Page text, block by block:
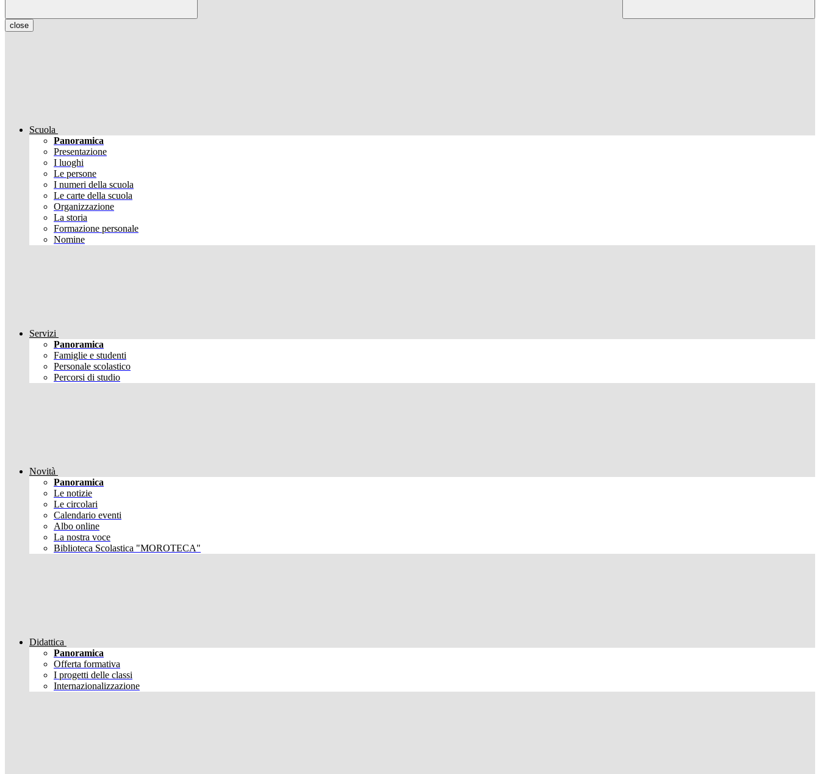
close
Scuola
Panoramica
Presentazione
I luoghi
Le persone
I numeri della scuola
Le carte della scuola
Organizzazione
La storia
Formazione personale
Nomine
Servizi
Panoramica
Famiglie e studenti
Personale scolastico
Percorsi di studio
Novità
Panoramica
Le notizie
Le circolari
Calendario eventi
Albo online
La nostra voce
Biblioteca Scolastica "MOROTECA"
Didattica
Panoramica
Offerta formativa
I progetti delle classi
Internazionalizzazione